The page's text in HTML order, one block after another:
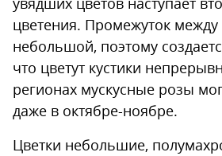
цветения. Промежуток
небольшой, поэтому
что цветут кустики
регионах мускусные розы
даже в октябре-ноябре.
Цветки небольшие,